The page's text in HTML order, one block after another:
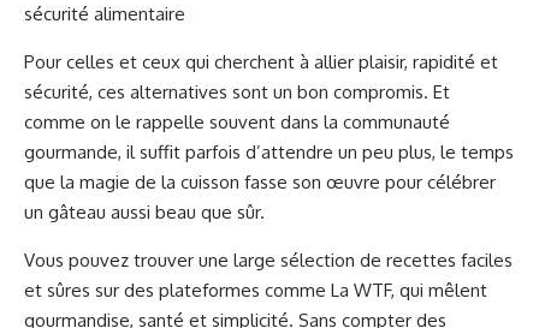
sécurité alimentaire
Pour celles et ceux qui cherchent à allier plaisir, rapidité et
sécurité, ces alternatives sont un bon compromis. Et
comme on le rappelle souvent dans la communauté
gourmande, il suffit parfois d’attendre un peu plus, le temps
que la magie de la cuisson fasse son œuvre pour célébrer
un gâteau aussi beau que sûr.
Vous pouvez trouver une large sélection de recettes faciles
et sûres sur des plateformes comme La WTF, qui mêlent
gourmandise, santé et simplicité. Sans compter des